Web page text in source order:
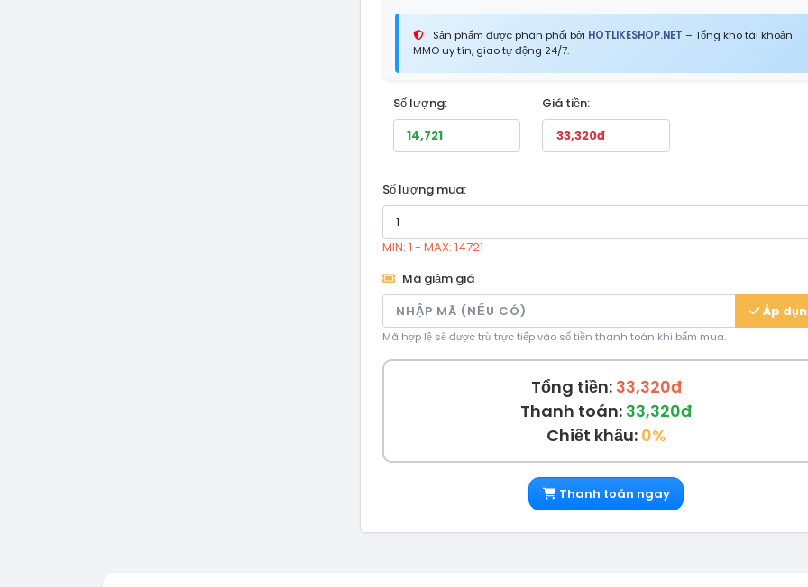
Sản phẩm được phân phối bởi HOTLIKESHOP.NET – Tổng kho tài khoản
MMO uy tín, giao tự động 24/7.
Số lượng: Giá tiền:
Số lượng mua:
MIN: 1 - MAX: 14721
Mã giảm giá
Áp
Mã hợp lệ sẽ được trừ trực tiếp vào số tiền thanh toán khi bấm mua.
Tổng tiền: 33,320đ
Thanh toán: 33,320đ
Chiết khấu: 0%
Thanh toán ngay